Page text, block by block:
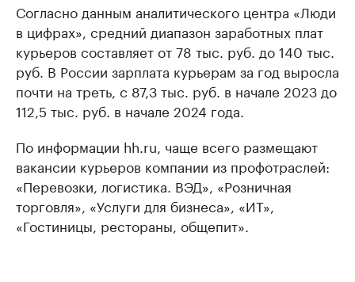
Согласно данным аналитического центра «Люди
в цифрах», средний диапазон заработных плат
курьеров составляет от 78 тыс. руб. до 140 тыс.
руб. В России зарплата курьерам за год выросла
почти на треть, с 87,3 тыс. руб. в начале 2023 до
112,5 тыс. руб. в начале 2024 года.
По информации hh.ru, чаще всего размещают
вакансии курьеров компании из профотраслей:
«Перевозки, логистика. ВЭД», «Розничная
торговля», «Услуги для бизнеса», «ИТ»,
«Гостиницы, рестораны, общепит».